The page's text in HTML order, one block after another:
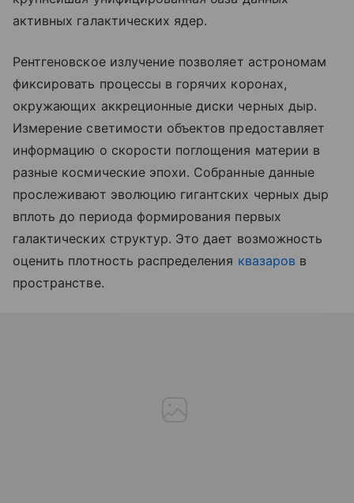
активных галактических ядер.
Рентгеновское излучение позволяет астрономам
фиксировать процессы в горячих коронах,
окружающих аккреционные диски черных дыр.
Измерение светимости объектов предоставляет
информацию о скорости поглощения материи в
разные космические эпохи. Собранные данные
прослеживают эволюцию гигантских черных дыр
вплоть до периода формирования первых
галактических структур. Это дает возможность
оценить плотность распределения квазаров в
пространстве.